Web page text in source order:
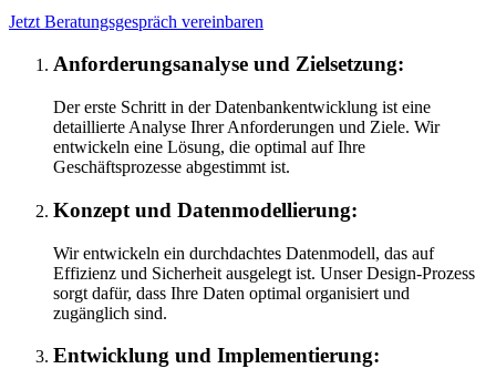
Jetzt Beratungsgespräch vereinbaren
Anforderungsanalyse und Zielsetzung:
Der erste Schritt in der Datenbankentwicklung ist eine
detaillierte Analyse Ihrer Anforderungen und Ziele. Wir
entwickeln eine Lösung, die optimal auf Ihre
Geschäftsprozesse abgestimmt ist.
Konzept und Datenmodellierung:
Wir entwickeln ein durchdachtes Datenmodell, das auf
Effizienz und Sicherheit ausgelegt ist. Unser Design-Prozess
sorgt dafür, dass Ihre Daten optimal organisiert und
zugänglich sind.
Entwicklung und Implementierung: